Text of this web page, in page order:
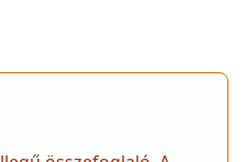
volt, hogy a
értékesítés